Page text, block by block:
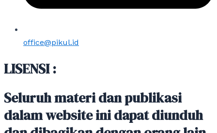
office@pikul.id
LISENSI :
Seluruh materi dan publikasi
dalam website ini dapat diunduh